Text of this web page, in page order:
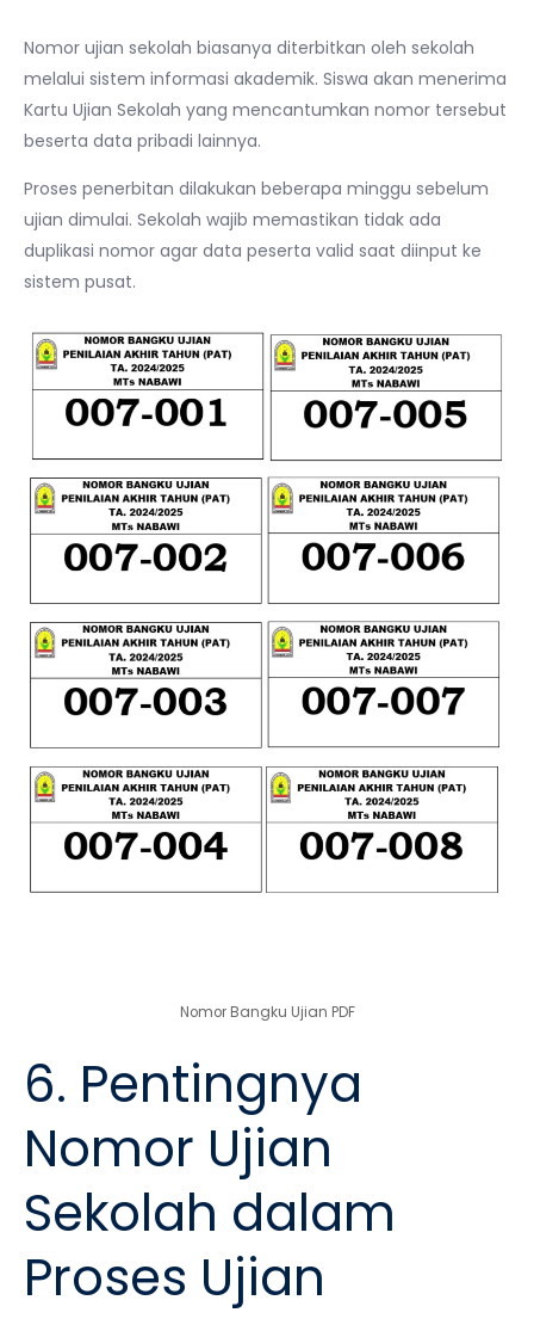
Nomor ujian sekolah biasanya diterbitkan oleh sekolah
melalui sistem informasi akademik. Siswa akan menerima
Kartu Ujian Sekolah yang mencantumkan nomor tersebut
beserta data pribadi lainnya.
Proses penerbitan dilakukan beberapa minggu sebelum
ujian dimulai. Sekolah wajib memastikan tidak ada
duplikasi nomor agar data peserta valid saat diinput ke
sistem pusat.
Nomor Bangku Ujian PDF
6. Pentingnya
Nomor Ujian
Sekolah dalam
Proses Ujian